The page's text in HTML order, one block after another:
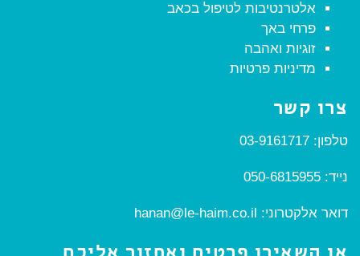
אלטרנטיבות לטיפול בכאב
פרחי באך
זוגיות ואהבה
מדיניות פרטיות
צרו קשר
טלפון: 03-9161717
נייד: 050-6815955
דואר אלקטרוני: hanan@le-haim.co.il